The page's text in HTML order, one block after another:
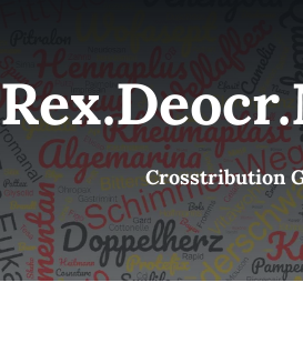
Brands
B2B-Shop
Crosstribution